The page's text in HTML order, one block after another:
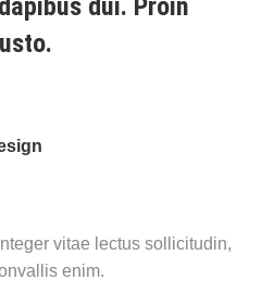
dui. Proin
vitae lectus sollicitudin,
enim.